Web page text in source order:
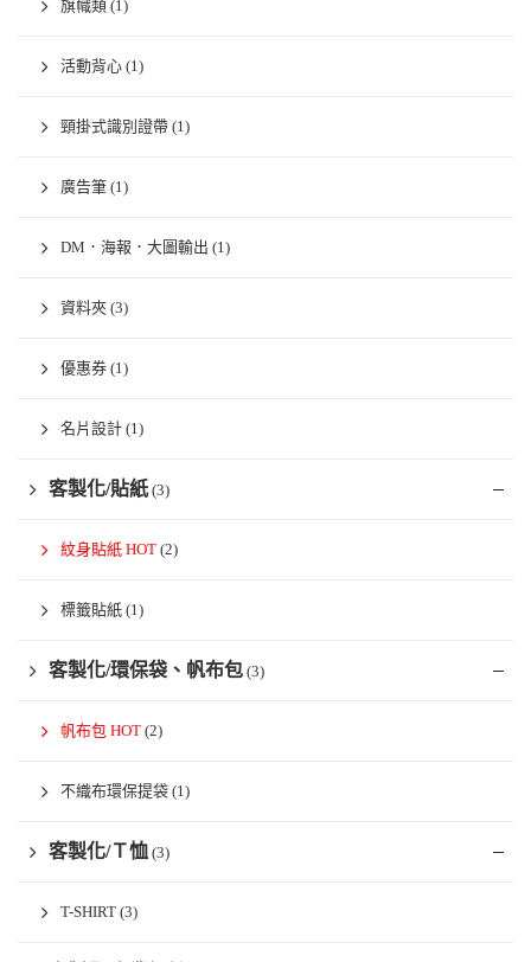
旗幟類 (1)
活動背心 (1)
頸掛式識別證帶 (1)
廣告筆 (1)
DM．海報．大圖輸出 (1)
資料夾 (3)
優惠券 (1)
名片設計 (1)
客製化/貼紙 (3)
紋身貼紙 HOT (2)
標籤貼紙 (1)
客製化/環保袋、帆布包 (3)
帆布包 HOT (2)
不織布環保提袋 (1)
客製化/Ｔ恤 (3)
T-SHIRT (3)